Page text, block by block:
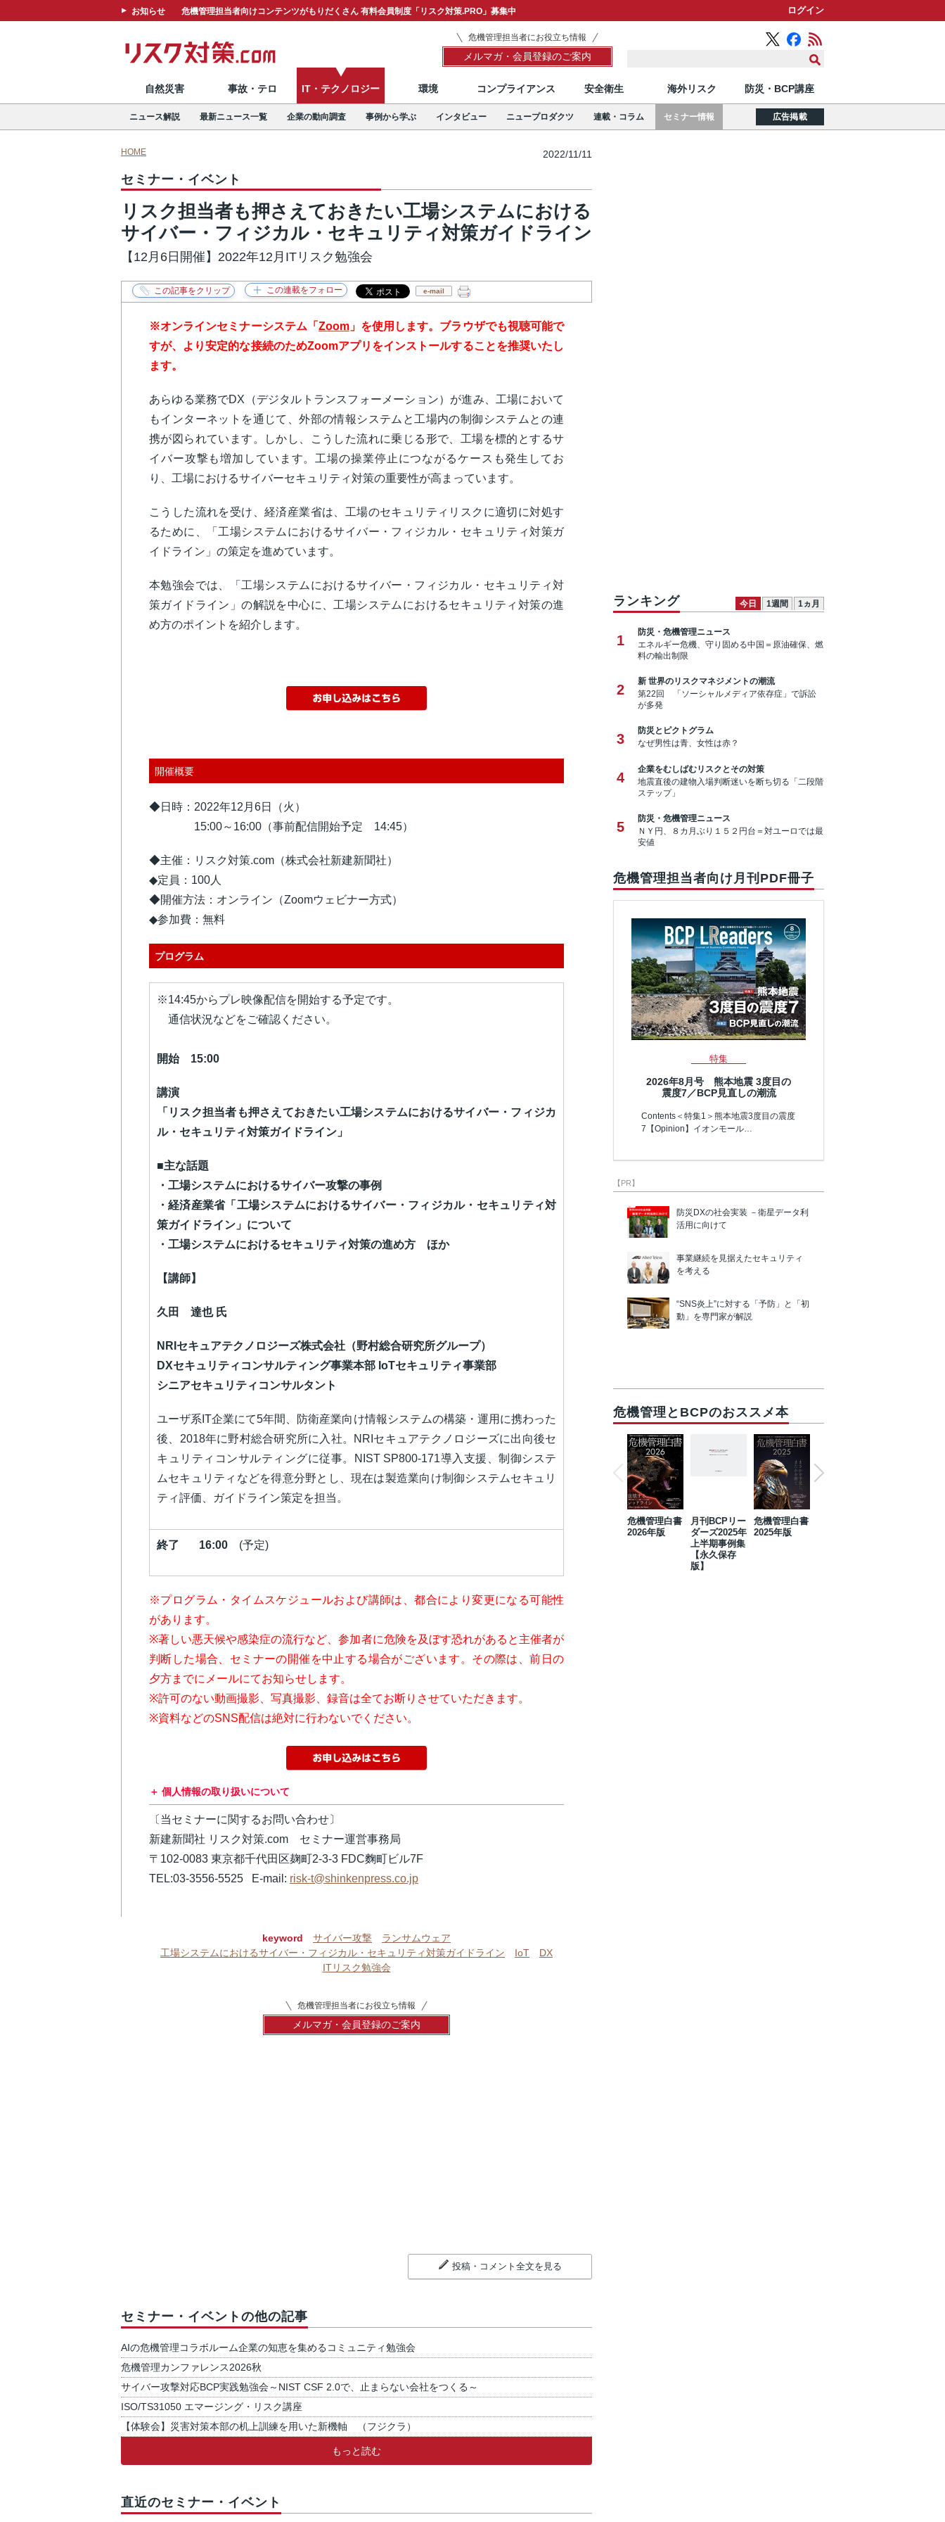
お知らせ 危機管理担当者向けコンテンツがもりだくさん 有料会員制度「リスク対策.PRO」募集中 ログイン
危機管理担当者にお役立ち情報
メルマガ・会員登録のご案内
自然災害 事故・テロ IT・テクノロジー 環境 コンプライアンス 安全衛生 海外リスク 防災・BCP講座
ニュース解説 最新ニュース一覧 企業の動向調査 事例から学ぶ インタビュー ニュープロダクツ 連載・コラム セミナー情報 広告掲載
HOME 2022/11/11
セミナー・イベント
リスク担当者も押さえておきたい工場システムにおける
サイバー・フィジカル・セキュリティ対策ガイドライン
【12月6日開催】2022年12月ITリスク勉強会
e-mail
※オンラインセミナーシステム「 Zoom」を使用します。ブラウザでも視聴可能で
すが、より安定的な接続のためZoomアプリをインストールすることを推奨いたし
ます。
あらゆる業務でDX（デジタルトランスフォーメーション）が進み、工場において
もインターネットを通じて、外部の情報システムと工場内の制御システムとの連
携が図られています。しかし、こうした流れに乗じる形で、工場を標的とするサ
イバー攻撃も増加しています。工場の操業停止につながるケースも発生してお
り、工場におけるサイバーセキュリティ対策の重要性が高まっています。
こうした流れを受け、経済産業省は、工場のセキュリティリスクに適切に対処す
るために、「工場システムにおけるサイバー・フィジカル・セキュリティ対策ガ
イドライン」の策定を進めています。
本勉強会では、「工場システムにおけるサイバー・フィジカル・セキュリティ対
策ガイドライン」の解説を中心に、工場システムにおけるセキュリティ対策の進
め方のポイントを紹介します。
開催概要
◆日時：2022年12月6日（火）
15:00～16:00（事前配信開始予定 14:45）
◆主催：リスク対策.com（株式会社新建新聞社）
◆定員：100人
◆開催方法：オンライン（Zoomウェビナー方式）
◆参加費：無料
プログラム
※14:45からプレ映像配信を開始する予定です。
通信状況などをご確認ください。
開始 15:00
講演
「リスク担当者も押さえておきたい工場システムにおけるサイバー・フィジカ
ル・セキュリティ対策ガイドライン」
■主な話題
・工場システムにおけるサイバー攻撃の事例
・経済産業省「工場システムにおけるサイバー・フィジカル・セキュリティ対
策ガイドライン」について
・工場システムにおけるセキュリティ対策の進め方 ほか
【講師】
久田 達也 氏
NRIセキュアテクノロジーズ株式会社（野村総合研究所グループ）
DXセキュリティコンサルティング事業本部 IoTセキュリティ事業部
シニアセキュリティコンサルタント
ユーザ系IT企業にて5年間、防衛産業向け情報システムの構築・運用に携わった
後、2018年に野村総合研究所に入社。
NRIセキュアテクノロジーズに出向後セ
キュリティコンサルティングに従事。
NIST SP800-171導入支援、制御システ
ムセキュリティなどを得意分野とし、現在は製造業向け制御システムセキュリ
ティ評価、ガイドライン策定を担当。
終了 16:00 (予定)
※プログラム・タイムスケジュールおよび講師は、都合により変更になる可能性
があります。
※著しい悪天候や感染症の流行など、参加者に危険を及ぼす恐れがあると主催者が
判断した場合、セミナーの開催を中止する場合がございます。その際は、前日の
夕方までにメールにてお知らせします。
※許可のない動画撮影、写真撮影、録音は全てお断りさせていただきます。
※資料などのSNS配信は絶対に行わないでください。
個人情報の取り扱いについて
〔当セミナーに関するお問い合わせ〕
新建新聞社 リスク対策.com セミナー運営事務局
〒102-0083 東京都千代田区麹町2-3-3 FDC麴町ビル7F
TEL:03-3556-5525 E-mail: risk-t@shinkenpress.co.jp
keyword サイバー攻撃
ランサムウェア
工場システムにおけるサイバー・フィジカル・セキュリティ対策ガイドライン
IoT
DX
ITリスク勉強会
危機管理担当者にお役立ち情報
メルマガ・会員登録のご案内
投稿・コメント全文を見る
セミナー・イベントの他の記事
AIの危機管理コラボルーム企業の知恵を集めるコミュニティ勉強会
危機管理カンファレンス2026秋
サイバー攻撃対応BCP実践勉強会～NIST CSF 2.0で、止まらない会社をつくる～
ISO/TS31050 エマージング・リスク講座
【体験会】災害対策本部の机上訓練を用いた新機軸 （フジクラ）
もっと読む
直近のセミナー・イベント
ランキング 今日 1週間 1ヵ月
1
防災・危機管理ニュース
エネルギー危機、守り固める中国＝原油確保、燃
料の輸出制限
2
新 世界のリスクマネジメントの潮流
第22回 「ソーシャルメディア依存症」で訴訟
が多発
3
防災とピクトグラム
なぜ男性は青、女性は赤？
4
企業をむしばむリスクとその対策
地震直後の建物入場判断迷いを断ち切る「二段階
ステップ」
5
防災・危機管理ニュース
ＮＹ円、８カ月ぶり１５２円台＝対ユーロでは最
安値
危機管理担当者向け月刊PDF冊子
特集
2026年8月号 熊本地震 3度目の
震度7／BCP見直しの潮流
Contents＜特集1＞熊本地震3度目の震度
7【Opinion】イオンモール…
【PR】
防災DXの社会実装 －衛星データ利
活用に向けて
事業継続を見据えたセキュリティ
を考える
“SNS炎上”に対する「予防」と「初
動」を専門家が解説
危機管理とBCPのおススメ本
危機管理白書
2026年版
月刊BCPリー
ダーズ2025年
上半期事例集
【永久保存
版】
危機管理白書
2025年版